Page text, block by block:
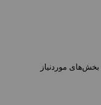
بخش‌های موردنیاز